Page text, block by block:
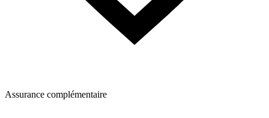
Assurance complémentaire